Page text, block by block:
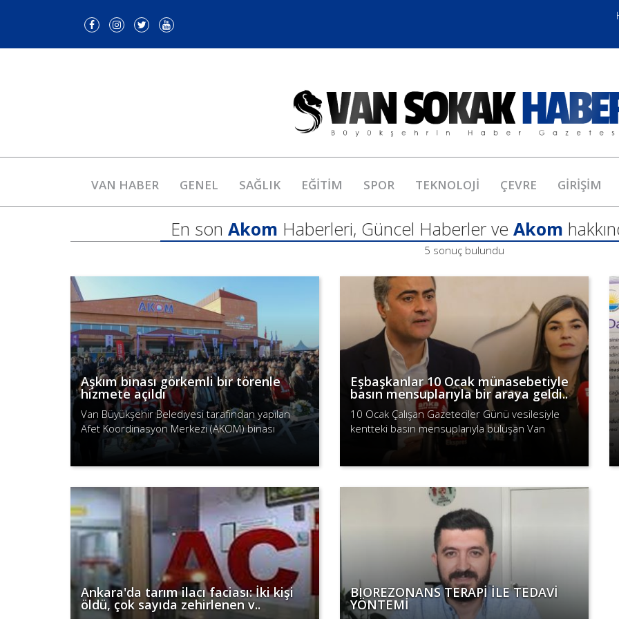
VAN HABER GENEL SAĞLIK EĞİTİM SPOR TEKNOLOJİ ÇEVRE GİRİŞİM
En son Akom Haberleri, Güncel Haberler ve Akom
5 sonuç bulundu
Aşkım binası görkemli bir törenle
hizmete açıldı
Van Büyükşehir Belediyesi tarafından yapılan
Afet Koordinasyon Merkezi (AKOM) binası
düzenlenen görkemli bir törenle açıldı.
Eşbaşkanlar 10 Ocak münasebetiyle
basın mensuplarıyla bir araya geldi..
10 Ocak Çalışan Gazeteciler Günü vesilesiyle
kentteki basın mensuplarıyla buluşan Van
Büyükşehir Belediye Eşbaşkanları Neslihan Şedal
Ankara'da tarım ilacı faciası: İki kişi
öldü, çok sayıda zehirlenen v..
BIOREZONANS TERAPİ İLE TEDAVİ
YÖNTEMİ